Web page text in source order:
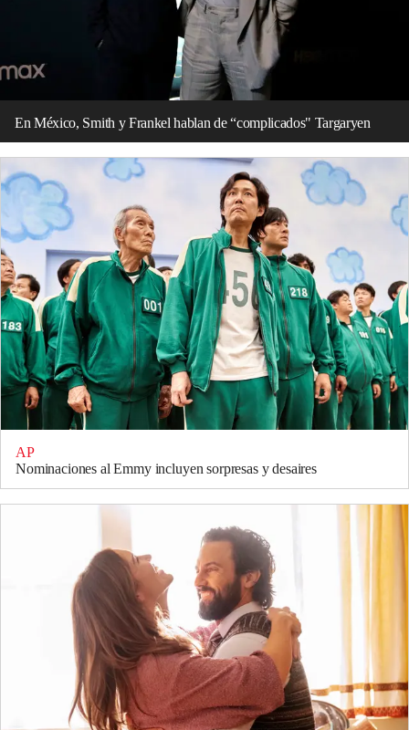
En México, Smith y Frankel hablan de “complicados" Targaryen
AP
Nominaciones al Emmy incluyen sorpresas y desaires